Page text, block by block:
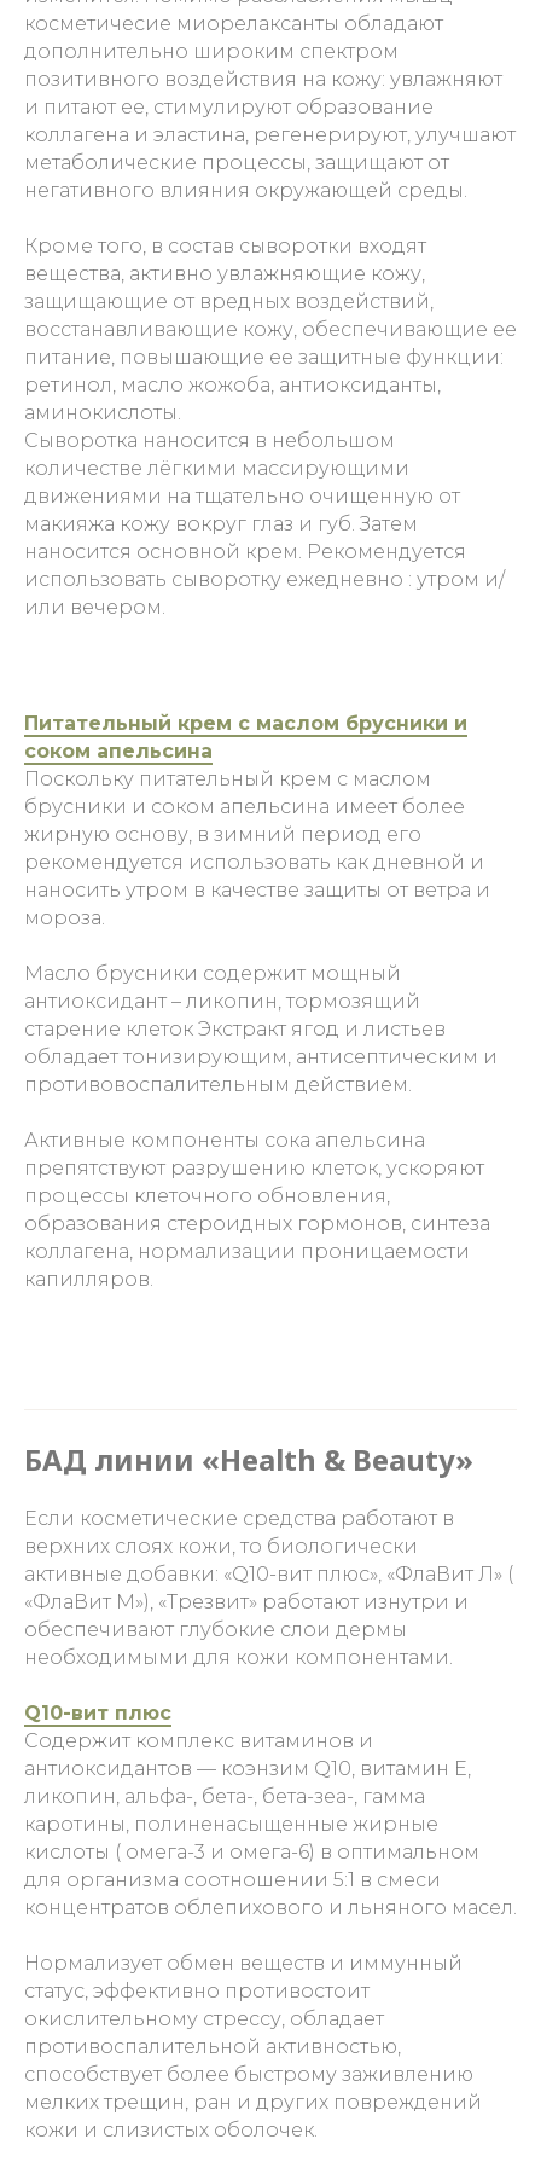
косметичесие миорелаксанты обладают
дополнительно широким спектром
позитивного воздействия на кожу: увлажняют
и питают ее, стимулируют образование
коллагена и эластина, регенерируют, улучшают
метаболические процессы, защищают от
негативного влияния окружающей среды.
Кроме того, в состав сыворотки входят
вещества, активно увлажняющие кожу,
защищающие от вредных воздействий,
восстанавливающие кожу, обеспечивающие ее
питание, повышающие ее защитные функции:
ретинол, масло жожоба, антиоксиданты,
аминокислоты.
Сыворотка наносится в небольшом
количестве лёгкими массирующими
движениями на тщательно очищенную от
макияжа кожу вокруг глаз и губ. Затем
наносится основной крем. Рекомендуется
использовать сыворотку ежедневно : утром и/
или вечером.
Питательный крем с маслом брусники и
соком апельсина
Поскольку питательный крем с маслом
брусники и соком апельсина имеет более
жирную основу, в зимний период его
рекомендуется использовать как дневной и
наносить утром в качестве защиты от ветра и
мороза.
Масло брусники содержит мощный
антиоксидант – ликопин, тормозящий
старение клеток Экстракт ягод и листьев
обладает тонизирующим, антисептическим и
противовоспалительным действием.
Активные компоненты сока апельсина
препятствуют разрушению клеток, ускоряют
процессы клеточного обновления,
образования стероидных гормонов, синтеза
коллагена, нормализации проницаемости
капилляров.
БАД линии «Health & Beauty»
Если косметические средства работают в
верхних слоях кожи, то биологически
активные добавки: «Q10-вит плюс», «ФлаВит Л» (
«ФлаВит М»), «Трезвит» работают изнутри и
обеспечивают глубокие слои дермы
необходимыми для кожи компонентами.
Q10-вит плюс
Содержит комплекс витаминов и
антиоксидантов — коэнзим Q10, витамин Е,
ликопин, альфа-, бета-, бета-зеа-, гамма
каротины, полиненасыщенные жирные
кислоты ( омега-3 и омега-6) в оптимальном
для организма соотношении 5:1 в смеси
концентратов облепихового и льняного масел.
Нормализует обмен веществ и иммунный
статус, эффективно противостоит
окислительному стрессу, обладает
противоспалительной активностью,
способствует более быстрому заживлению
мелких трещин, ран и других повреждений
кожи и слизистых оболочек.